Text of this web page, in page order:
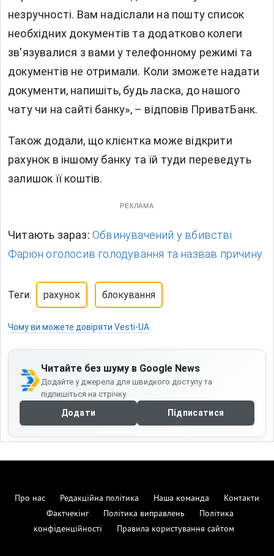
незручності. Вам надіслали на пошту список
необхідних документів та додатково колеги
зв'язувалися з вами у телефонному режимі та
документів не отримали. Коли зможете надати
документи, напишіть, будь ласка, до нашого
чату чи на сайті банку», – відповів ПриватБанк.
Також додали, що клієнтка може відкрити
рахунок в іншому банку та їй туди переведуть
залишок її коштів.
РЕКЛАМА
Читають зараз: Обвинувачений у вбивстві
Фаріон оголосив голодування та назвав причину.
Теги: рахунок блокування
Чому ви можете довіряти Vesti-UA
Читайте без шуму в Google News
Додайте у джерела для швидкого доступу та
підпишіться на стрічку
Додати Підписатися
Про нас Редакційна політика Наша команда
Контакти
Фактчекінг
Політика виправлень
Політика
конфіденційності
Правила користування сайтом